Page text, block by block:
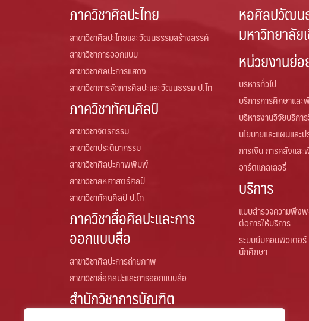
ภาควิชาศิลปะไทย
สาขาวิชาศิลปะไทยและวัฒนธรรมสร้างสรรค์
สาขาวิชาการออกแบบ
สาขาวิชาศิลปะการแสดง
สาขาวิชาการจัดการศิลปะและวัฒนธรรม ป.โท
ภาควิชาทัศนศิลป์
สาขาวิชาจิตรกรรม
สาขาวิชาประติมากรรม
สาขาวิชาศิลปะภาพพิมพ์
สาขาวิชาสหศาสตร์ศิลป์
สาขาวิชาทัศนศิลป์ ป.โท
ภาควิชาสื่อศิลปะและการ
ออกแบบสื่อ
สาขาวิชาศิลปะการถ่ายภาพ
สาขาวิชาสื่อศิลปะและการออกแบบสื่อ
สำนักวิชาการบัณฑิต
หอศิลปวัฒน
มหาวิทยาลัย
หน่วยงานย่
บริหารทั่วไป
บริการการศึกษาแ
บริหารงานวิจัยบริกา
นโยบายและแผนแล
การเงิน การคลังแล
อาร์ตแกลเลอรี่
บริการ
แบบสำรวจความพึง
ต่อการให้บริการ
ระบบยืมคอมพิวเตอ
นักศึกษา